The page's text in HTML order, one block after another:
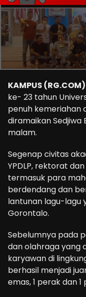
KAMPUS (RG.COM)
ke- 23 tahun
penuh kemeriahan
diramaikan Sedjiwa
malam.
Segenap civitas
YPDLP, rektorat
termasuk para
berdendang dan
lantunan lagu-lagu
Gorontalo.
Sebelumnya pada
dan olahraga yang
karyawan di
berhasil menjadi
emas, 1 perak dan 1